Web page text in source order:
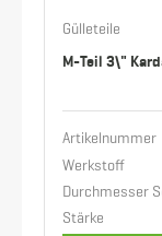
Gülleteile
M-Teil 3\"
Artikelnummer
Werkstoff
Durchmesser
Stärke